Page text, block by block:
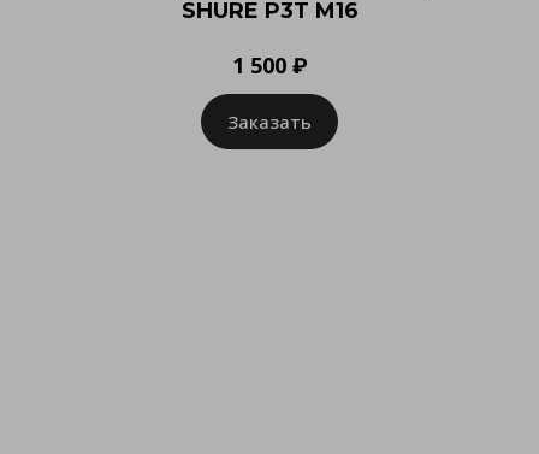
SHURE P3T M16
1 500 ₽
Заказать